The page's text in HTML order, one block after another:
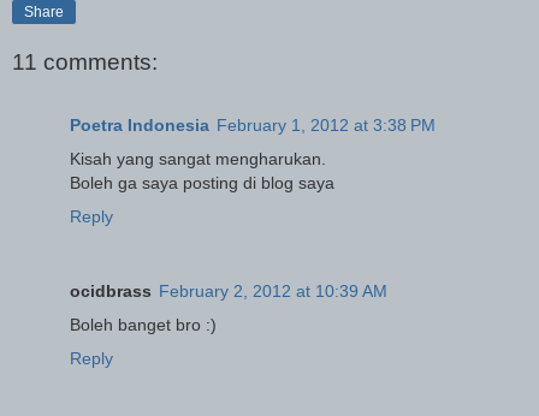
Share
11 comments:
Poetra Indonesia February 1, 2012 at 3:38 PM
Kisah yang sangat mengharukan.
Boleh ga saya posting di blog saya
Reply
ocidbrass February 2, 2012 at 10:39 AM
Boleh banget bro :)
Reply